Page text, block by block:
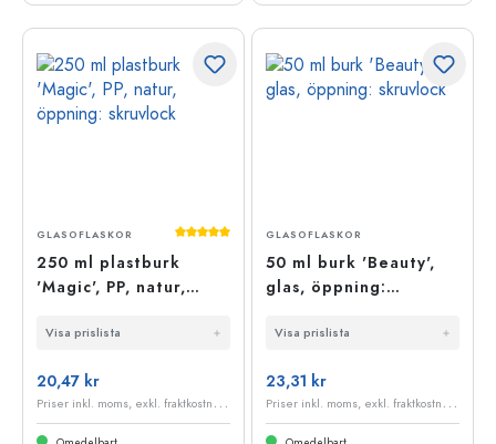
Genomsnittligt betyg på 5 av 5 stjärnor
GLASOFLASKOR
250 ml plastburk
'Magic', PP, natur,
Visa prislista
20,47 kr
P
riser inkl. moms, exkl. fraktkostnader
GLASOFLASKOR
50 ml burk 'Beauty',
glas, öppning:
Visa prislista
23,31 kr
P
riser inkl. moms, exkl. fraktkostnader